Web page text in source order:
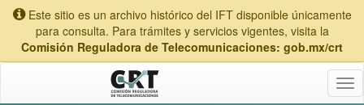
Este sitio es un archivo histórico del IFT disponible únicamente
para consulta. Para trámites y servicios vigentes, visita la
Comisión Reguladora de Telecomunicaciones: gob.mx/crt